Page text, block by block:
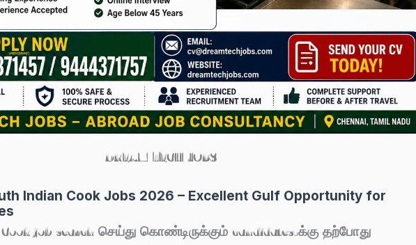
DREAM TECH JOBS
Indian Cook Jobs 2026 – Excellent Gulf Opportunity for
job search செய்து கொண்டிருக்கும் candidates-க்கு தற்போது